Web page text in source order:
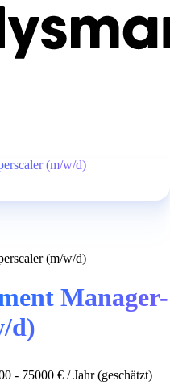
(m/w/d)
(m/w/d)
Manager-
d)
- 75000 € / Jahr (geschätzt)